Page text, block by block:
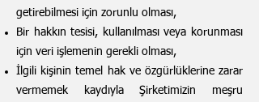
getirebilmesi için zorunlu olması,
Bir hakkın tesisi, kullanılması veya korunması
için veri işlemenin gerekli olması,
İlgili kişinin temel hak ve özgürlüklerine zarar
vermemek kaydıyla Şirketimizin meşru